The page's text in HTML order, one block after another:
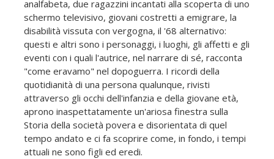
analfabeta, due ragazzini incantati alla scoperta di uno
schermo televisivo, giovani costretti a emigrare, la
disabilità vissuta con vergogna, il '68 alternativo:
questi e altri sono i personaggi, i luoghi, gli affetti e gli
eventi con i quali l'autrice, nel narrare di sé, racconta
"come eravamo" nel dopoguerra. I ricordi della
quotidianità di una persona qualunque, rivisti
attraverso gli occhi dell'infanzia e della giovane età,
aprono inaspettatamente un'ariosa finestra sulla
Storia della società povera e disorientata di quel
tempo andato e ci fa scoprire come, in fondo, i tempi
attuali ne sono figli ed eredi.